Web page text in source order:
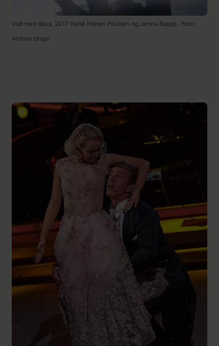
Vild med dans, 2017 René Holten Poulsen og Jenna Bagge Foto:
Anthon Unger